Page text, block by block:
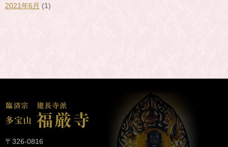
2021年6月 (1)
〒326-0816